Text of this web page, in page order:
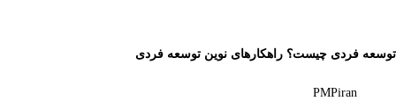
توسعه فردی چیست؟ راهکارهای نوین توسعه فردی
PMPiran